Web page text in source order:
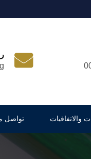
والاتفاقيات تواصل